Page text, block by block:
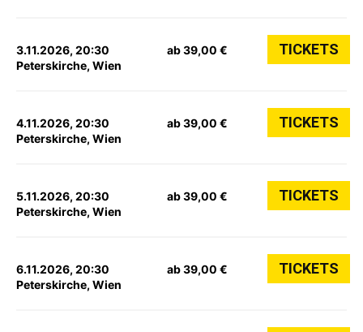
3.11.2026, 20:30
Peterskirche, Wien
ab 39,00 € TICKETS
4.11.2026, 20:30
Peterskirche, Wien
ab 39,00 € TICKETS
5.11.2026, 20:30
Peterskirche, Wien
ab 39,00 € TICKETS
6.11.2026, 20:30
Peterskirche, Wien
ab 39,00 € TICKETS